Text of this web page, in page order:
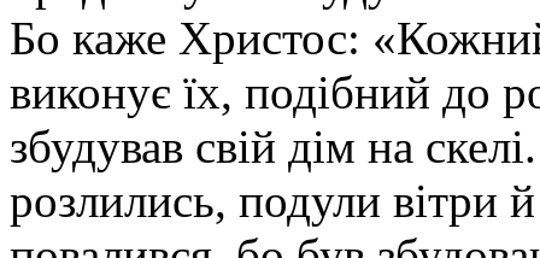
Бо каже Христос:
виконує їх, подібний до
збудував свій дім на
розлились, подули вітри